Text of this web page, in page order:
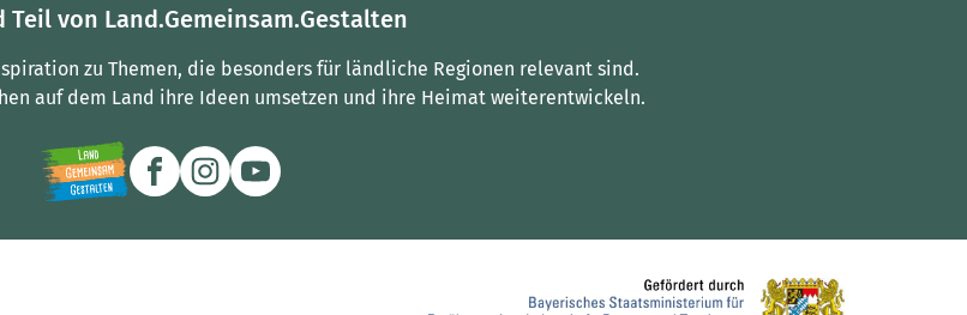
Teil von Land.Gemeinsam.Gestalten
zu Themen, die besonders für ländliche Regionen relevant sind.
auf dem Land ihre Ideen umsetzen und ihre Heimat weiterentwickeln.